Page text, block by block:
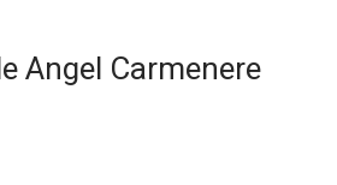
Angel Carmenere